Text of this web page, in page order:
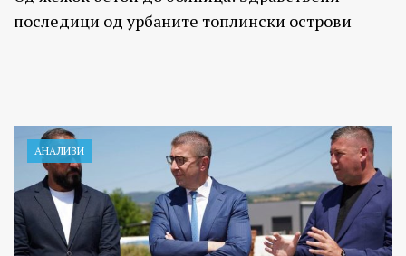
последици од урбаните топлински острови
АНАЛИЗИ